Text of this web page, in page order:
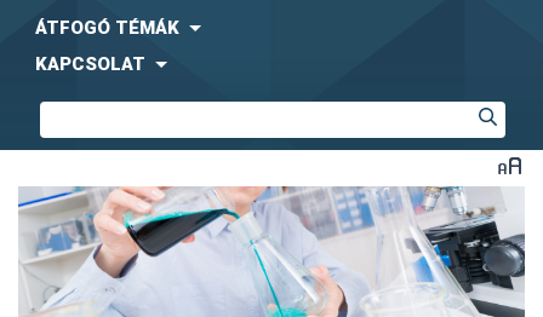
ÁTFOGÓ TÉMÁK
KAPCSOLAT